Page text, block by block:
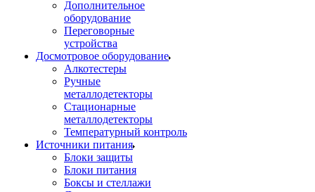
Дополнительное
оборудование
Переговорные
устройства
Досмотровое оборудование
Алкотестеры
Ручные
металлодетекторы
Стационарные
металлодетекторы
Температурный контроль
Источники питания
Блоки защиты
Блоки питания
Боксы и стеллажи